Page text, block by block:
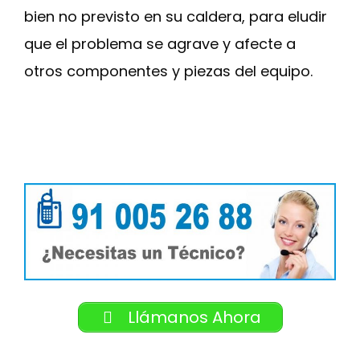
bien no previsto en su caldera, para eludir
que el problema se agrave y afecte a
otros componentes y piezas del equipo.
Llámanos Ahora